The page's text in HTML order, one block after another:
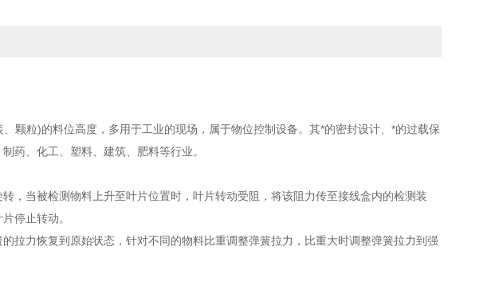
粒)的料位高度，多用于工业的现场，属于物位控制设备。其*的密封设计、*的过载保
药、化工、塑料、建筑、肥料等行业。
当被检测物料上升至叶片位置时，叶片转动受阻，将该阻力传至接线盒内的检测装
停止转动。
力恢复到原始状态，针对不同的物料比重调整弹簧拉力，比重大时调整弹簧拉力到强